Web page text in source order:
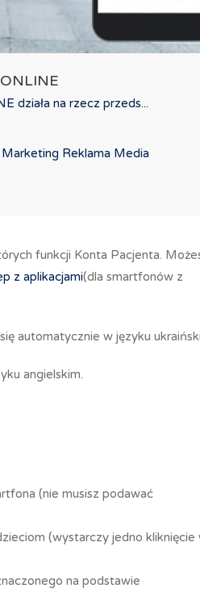
działa na rzecz przeds...
Marketing Reklama Media
funkcji Konta Pacjenta.
z aplikacjami(dla smartfonów z
automatycznie w języku
angielskim.
(nie musisz podawać
(wystarczy jedno kliknięcie
na podstawie